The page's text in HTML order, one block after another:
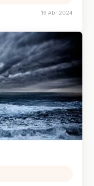
16 Abr 2024